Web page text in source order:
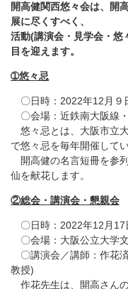
開高健関西悠々会は、開
展に尽くすべく、
活動(講演会・見学会・悠
目を迎えます。
➀悠々忌
〇日時：2022年12月
〇会場：近鉄南大阪線
悠々忌とは、大阪市立
で悠々忌を毎年開催してい
開高健の名言短冊を参
仙を献花します。
②総会・講演会・懇親会
〇日時：2022年12月
〇会場：大阪公立大学
〇講演会／講師：作花
教授)
作花先生は、開高さん